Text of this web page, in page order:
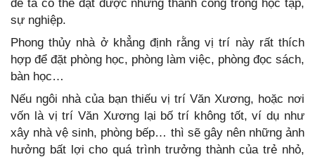
để ta có thể đạt được những thành công trong học tập,
sự nghiệp.
Phong thủy nhà ở khẳng định rằng vị trí này rất thích
hợp để đặt phòng học, phòng làm việc, phòng đọc sách,
bàn học…
Nếu ngôi nhà của bạn thiếu vị trí Văn Xương, hoặc nơi
vốn là vị trí Văn Xương lại bố trí không tốt, ví dụ như
xây nhà vệ sinh, phòng bếp… thì sẽ gây nên những ảnh
hưởng bất lợi cho quá trình trưởng thành của trẻ nhỏ,